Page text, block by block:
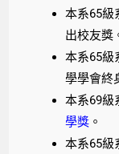
本系65級
出校友獎
本系65級
學學會終
本系69級
學獎 。
本系65級